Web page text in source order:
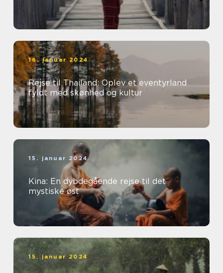
16. januar 2024
Rejse til Thailand: Oplev et eventyrland
fyldt med skønhed og kultur
15. januar 2024
Kina: En dybdegående rejse til det
mystiske øst
15. januar 2024